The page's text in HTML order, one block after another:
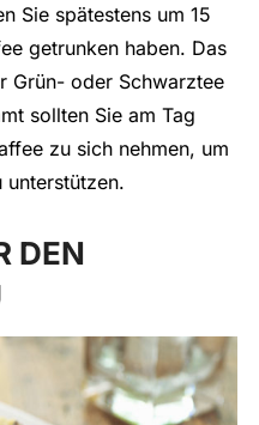
Sie spätestens um 15
getrunken haben. Das
Grün- oder Schwarztee
sollten Sie am Tag
zu sich nehmen, um
unterstützen.
DEN